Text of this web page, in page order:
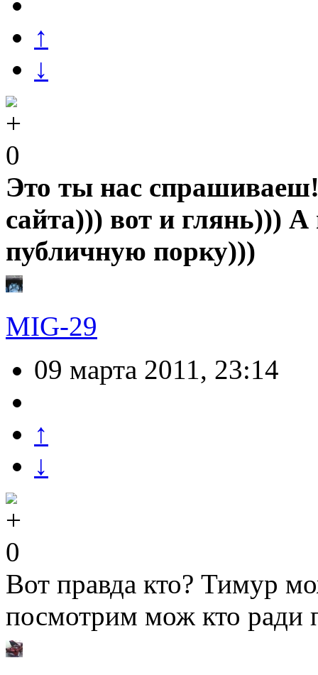
↑
↓
0
Это ты нас
сайта))) вот и глянь)))
публичную порку)))
MIG-29
09 марта 2011, 23:14
↑
↓
0
Вот правда кто? Тимур
посмотрим мож кто ради